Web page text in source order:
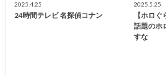
2025.4.25
24時間テレビ 名探偵コナン
2025.5.25
【ホロ
話題のホ
すな